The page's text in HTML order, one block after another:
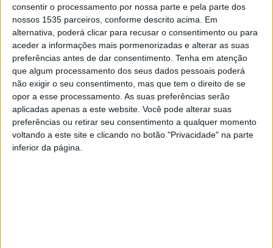
consentir o processamento por nossa parte e pela parte dos
nossos 1535 parceiros, conforme descrito acima. Em
alternativa, poderá clicar para recusar o consentimento ou para
aceder a informações mais pormenorizadas e alterar as suas
preferências antes de dar consentimento. Tenha em atenção
que algum processamento dos seus dados pessoais poderá
não exigir o seu consentimento, mas que tem o direito de se
opor a esse processamento. As suas preferências serão
aplicadas apenas a este website. Você pode alterar suas
preferências ou retirar seu consentimento a qualquer momento
voltando a este site e clicando no botão "Privacidade" na parte
inferior da página.
Entrevista Jo Pires – 05-08-2026
Rádio Castelo Branco - 5 de Agosto, 2026
Mais de quatro décadas depois de ter dado os primeiros passos
na música, Jo Pires está a concretizar um sonho antigo: editar o
seu...